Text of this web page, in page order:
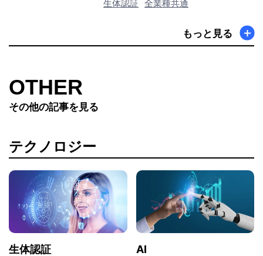
生体認証 全業種共通
もっと見る
OTHER
その他の記事を見る
テクノロジー
生体認証 AI